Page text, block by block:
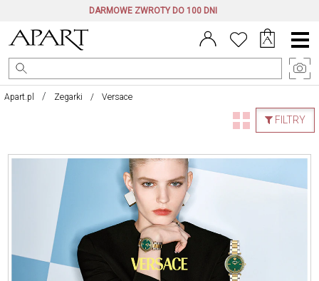
DARMOWE ZWROTY DO 100 DNI
Menu
główne
Apart.pl Zegarki Versace
FILTRY